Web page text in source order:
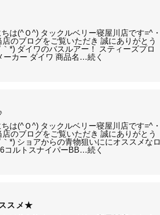
は(^Ｏ^) タックルベリー寝屋川店です=^・
のブログをご覧いただき 誠にありがとう
*) ダイワのバスルアー！ スティーズプロ
ーカー ダイワ 商品名…続く
は(^Ｏ^) タックルベリー寝屋川店です=^・
のブログをご覧いただき 誠にありがとう
*) ショアからの青物狙いににオススメなロ
コルトスナイパーBB…続く
スメ★